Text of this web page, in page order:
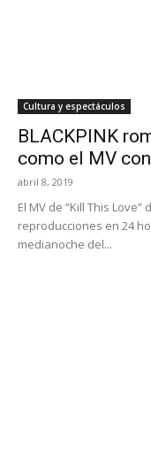
Cultura y espectáculos
BLACKPINK
como el MV
abril 8, 2019
El MV de “Kill This
reproducciones en 24
medianoche del...